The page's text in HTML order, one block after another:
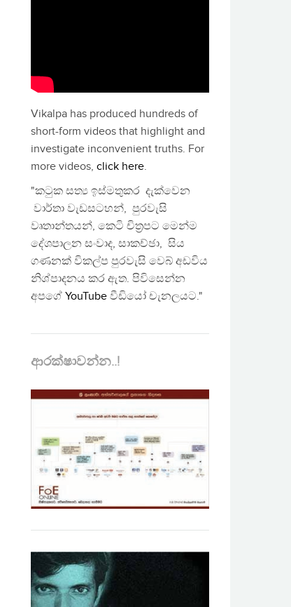
Vikalpa has produced hundreds of
short-form videos that highlight and
investigate inconvenient truths. For
more videos, click here.
"කටුක සත්‍ය ඉස්මතුකර දැක්වෙන
වාර්තා වැඩසටහන්, පුරවැසි
වෘතාන්තයන්, කෙටි චිත්‍රපට මෙන්ම
දේශපාලන සංවාද, සාකච්ඡා, සිය
ගණනක් විකල්ප පුරවැසි වෙබ් අඩවිය
නිශ්පාදනය කර ඇත. පිවිසෙන්න
අපගේ YouTube වීඩියෝ චැනලයට."
ආරක්ෂාවන්න..!